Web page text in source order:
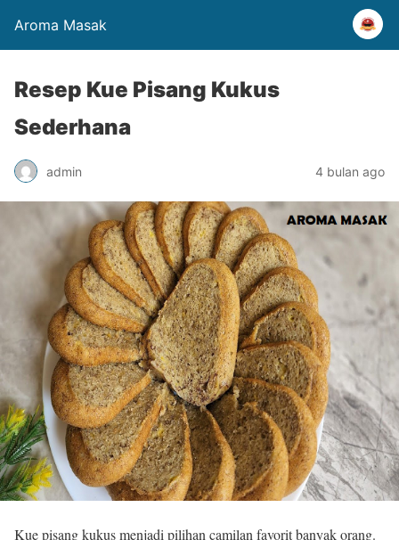
Aroma Masak
Resep Kue Pisang Kukus
Sederhana
admin 4 bulan ago
Kue pisang kukus menjadi pilihan camilan favorit banyak orang.